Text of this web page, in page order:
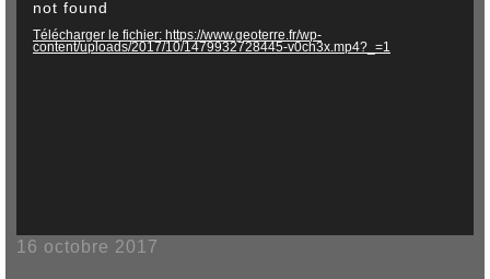
vidéo
not found
Télécharger le fichier: https://www.geoterre.fr/wp-
content/uploads/2017/10/1479932728445-v0ch3x.mp4?_=1
16 octobre 2017